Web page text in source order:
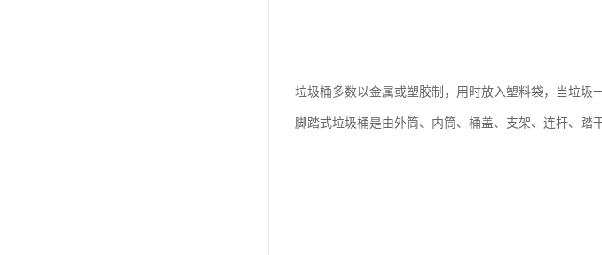
垃圾桶多数以金属或塑胶制，用时放入塑料袋，当垃圾
脚踏式垃圾桶是由外筒、内筒、桶盖、支架、连杆、踏